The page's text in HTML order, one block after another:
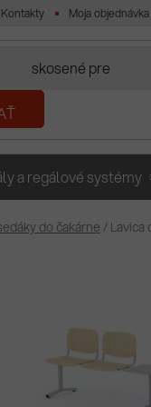
Kontakty Moja objednávka
a regálové systémy
do čakárne/ Lavica